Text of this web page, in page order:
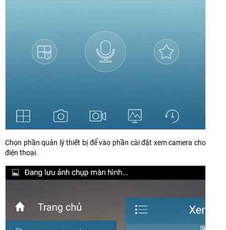
Chọn phần quản lý thiết bị để vào phần cài đặt xem camera cho
điện thoại.